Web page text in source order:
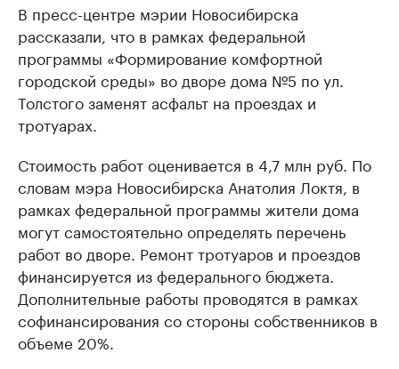
В пресс-центре мэрии Новосибирска
рассказали, что в рамках федеральной
программы «Формирование комфортной
городской среды» во дворе дома №5 по ул.
Толстого заменят асфальт на проездах и
тротуарах.
Стоимость работ оценивается в 4,7 млн руб. По
словам мэра Новосибирска Анатолия Локтя, в
рамках федеральной программы жители дома
могут самостоятельно определять перечень
работ во дворе. Ремонт тротуаров и проездов
финансируется из федерального бюджета.
Дополнительные работы проводятся в рамках
софинансирования со стороны собственников в
объеме 20%.